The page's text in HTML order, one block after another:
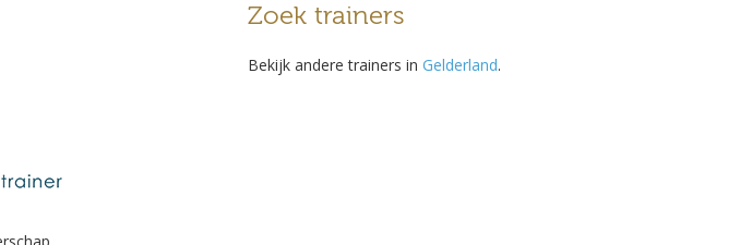
Zoek trainers
Bekijk andere trainers in Gelderland.